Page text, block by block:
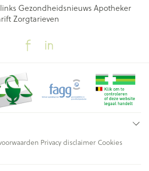
Gezondheidsnieuws Apotheker
Zorgtarieven
Privacy disclaimer Cookies